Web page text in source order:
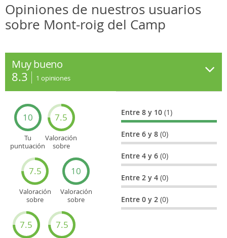
Opiniones de nuestros usuarios
sobre Mont-roig del Camp
Muy bueno
8.3 1 opiniones
10
Tu
puntuación
7.5
Valoración
sobre
7.5
Valoración
sobre
10
Valoración
sobre
turísticos
7.5 7.5
Entre 8 y 10(1)
Entre 6 y 8(0)
Entre 4 y 6(0)
Entre 2 y 4(0)
Entre 0 y 2(0)